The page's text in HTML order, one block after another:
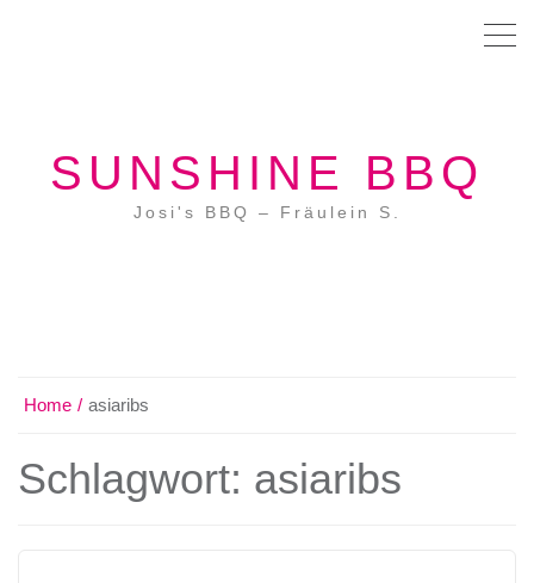
SUNSHINE BBQ
Josi's BBQ – Fräulein S.
Home asiaribs
Schlagwort: asiaribs